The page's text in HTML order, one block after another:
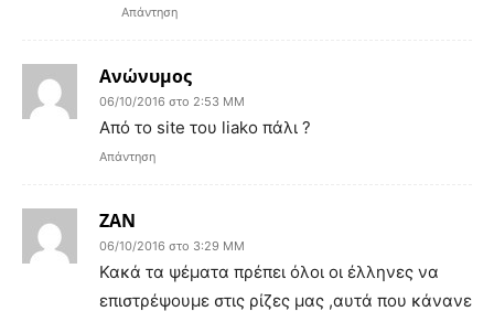
Απάντηση
Ανώνυμος
06/10/2016 στο 2:53 ΜΜ
Από το site του liako πάλι ?
Απάντηση
ΖΑΝ
06/10/2016 στο 3:29 ΜΜ
Κακά τα ψέματα πρέπει όλοι οι έλληνες να
επιστρέψουμε στις ρίζες μας ,αυτά που κάνανε